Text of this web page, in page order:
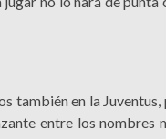
también en la
entre los nombres